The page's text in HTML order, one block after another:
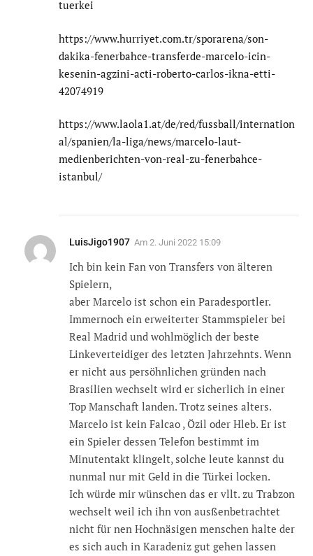
tuerkei
https://www.hurriyet.com.tr/sporarena/son-
dakika-fenerbahce-transferde-marcelo-icin-
kesenin-agzini-acti-roberto-carlos-ikna-etti-
42074919
https://www.laola1.at/de/red/fussball/internation
al/spanien/la-liga/news/marcelo-laut-
medienberichten-von-real-zu-fenerbahce-
istanbul/
LuisJigo1907 Am 2. Juni 2022 15:09
Ich bin kein Fan von Transfers von älteren
Spielern,
aber Marcelo ist schon ein Paradesportler.
Immernoch ein erweiterter Stammspieler bei
Real Madrid und wohlmöglich der beste
Linkeverteidiger des letzten Jahrzehnts. Wenn
er nicht aus persöhnlichen gründen nach
Brasilien wechselt wird er sicherlich in einer
Top Manschaft landen. Trotz seines alters.
Marcelo ist kein Falcao , Özil oder Hleb. Er ist
ein Spieler dessen Telefon bestimmt im
Minutentakt klingelt, solche leute kannst du
nunmal nur mit Geld in die Türkei locken.
Ich würde mir wünschen das er vllt. zu Trabzon
wechselt weil ich ihn von ausßenbetrachtet
nicht für nen Hochnäsigen menschen halte der
es sich auch in Karadeniz gut gehen lassen